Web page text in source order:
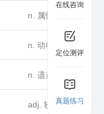
n. 属性
n. 动机
n. 遗产
adj. 较大的
在线咨询
定位测评
真题练习